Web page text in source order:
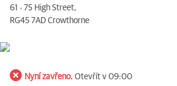
61 - 75 High Street,
RG45 7AD Crowthorne
Nyní zavřeno. Otevřít v 09:00